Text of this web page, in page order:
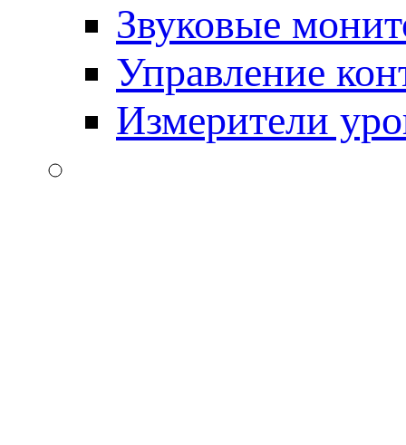
Звуковые
Управление
Измерители